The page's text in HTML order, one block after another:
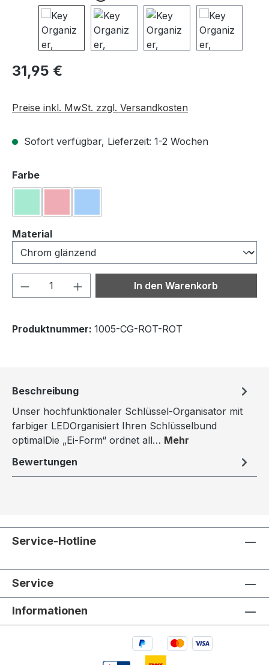
Regulärer Preis:
31,95 €
Preise inkl. MwSt. zzgl. Versandkosten
Sofort verfügbar, Lieferzeit: 1-2 Wochen
Farbeauswählen
Materialauswählen
Produkt Anzahl: Gib denIn den Warenkorb
Produktnummer: 1005-CG-ROT-ROT
Beschreibung
Unser hochfunktionaler Schlüssel-Organisator mit
farbiger LEDOrganisiert Ihren Schlüsselbund
optimalDie „Ei-Form“ ordnet all… Mehr
Bewertungen
Service-Hotline
Service
Informationen